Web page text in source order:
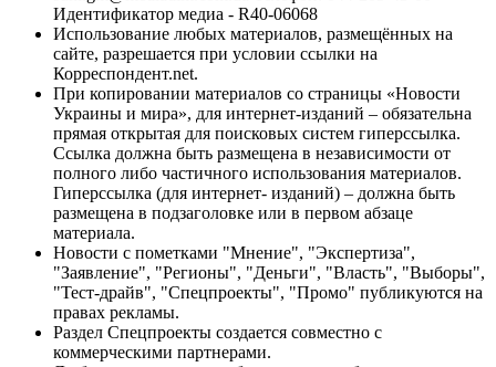
Идентификатор медиа - R40-06068
Использование любых материалов, размещённых на
сайте, разрешается при условии ссылки на
Корреспондент.net.
При копировании материалов со страницы «Новости
Украины и мира», для интернет-изданий – обязательна
прямая открытая для поисковых систем гиперссылка.
Ссылка должна быть размещена в независимости от
полного либо частичного использования материалов.
Гиперссылка (для интернет- изданий) – должна быть
размещена в подзаголовке или в первом абзаце
материала.
Новости с пометками "Мнение", "Экспертиза",
"Заявление", "Регионы", "Деньги", "Власть", "Выборы",
"Тест-драйв", "Спецпроекты", "Промо" публикуются на
правах рекламы.
Раздел Спецпроекты создается совместно с
коммерческими партнерами.